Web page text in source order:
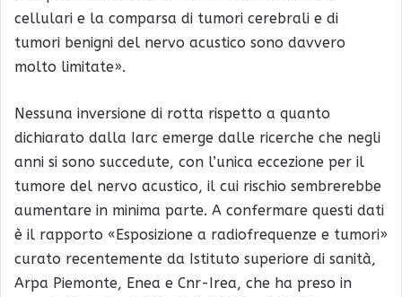
cellulari e la comparsa di tumori cerebrali e di
tumori benigni del nervo acustico sono davvero
molto limitate».
Nessuna inversione di rotta rispetto a quanto
dichiarato dalla Iarc emerge dalle ricerche che negli
anni si sono succedute, con l’unica eccezione per il
tumore del nervo acustico, il cui rischio sembrerebbe
aumentare in minima parte. A confermare questi dati
è il rapporto «Esposizione a radiofrequenze e tumori»
curato recentemente da Istituto superiore di sanità,
Arpa Piemonte, Enea e Cnr-Irea, che ha preso in